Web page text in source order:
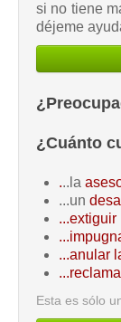
si no tiene
déjeme
¿Cuánto
...la
...un
...anular
Esta es sólo